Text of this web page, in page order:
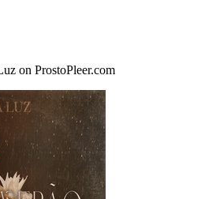
on ProstoPleer.com